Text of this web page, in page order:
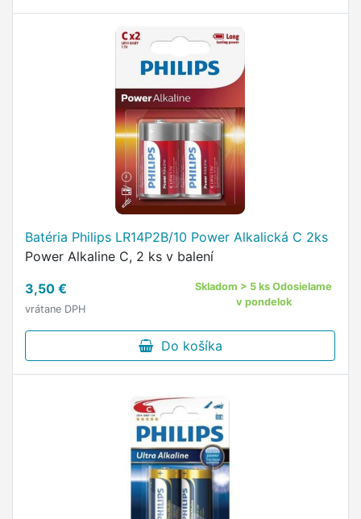
Batéria Philips LR14P2B/10 Power Alkalická C 2ks
Power Alkaline C, 2 ks v balení
3,50 €
vrátane DPH
Skladom > 5 ks Odosielame
v pondelok
Do košíka